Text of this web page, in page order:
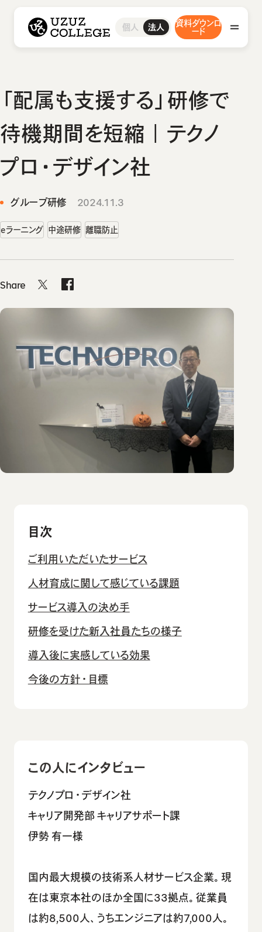
ウズウズカレッジ UZUZ COLLEGE
個人 法人
資料ダウンロ
ード
研修サービス
グループ研修サービス
開発エンジニア研修
1on1研修サービス
採用支援サービス 人材紹介サービス
事例・ブログ
導入事例インタビュー
ウズカレについて
会社概要
私たちの想い・強み
お問い合わせ
お問い合わせ
グループ研修サービス
インフラエンジニア研修
組込みエンジニア研修
AI研修
1on1研修サービス
助成金診断フォーム
教材コンテンツ
採用支援サービス
人材紹介サービス
事例・ブログ
導入事例インタビュー
ウズカレマガジン
ウズカレについて
「配属も支援する」研修で
待機期間を短縮｜テクノ
プロ・デザイン社
グループ研修 2024.11.3
eラーニング 中途研修 離職防止
Share
目次
ご利用いただいたサービス
人材育成に関して感じている課題
サービス導入の決め手
研修を受けた新入社員たちの様子
導入後に実感している効果
今後の方針・目標
この人にインタビュー
テクノプロ・デザイン社
キャリア開発部 キャリアサポート課
伊勢 有一様
国内最大規模の技術系人材サービス企業。現
在は東京本社のほか全国に33拠点。従業員
は約8,500人、うちエンジニアは約7,000人。